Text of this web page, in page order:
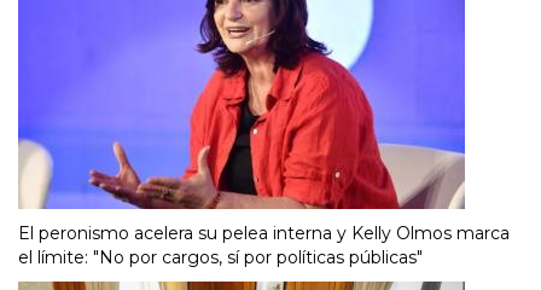
El peronismo acelera su pelea interna y Kelly Olmos marca
el límite: "No por cargos, sí por políticas públicas"